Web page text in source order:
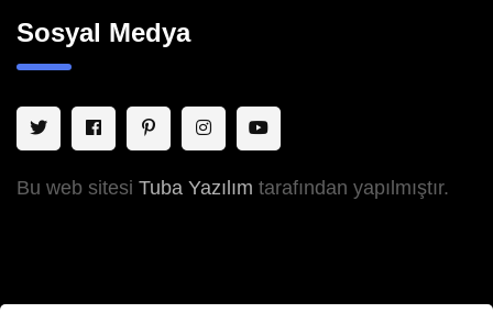
Sosyal Medya
Bu web sitesi Tuba Yazılım tarafından yapılmıştır.